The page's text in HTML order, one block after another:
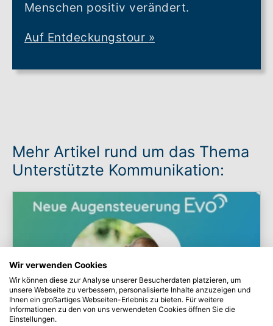
Menschen positiv verändert.
Auf Entdeckungstour »
Mehr Artikel rund um das Thema
Unterstützte Kommunikation:
Wir verwenden Cookies
Wir können diese zur Analyse unserer Besucherdaten platzieren, um
unsere Webseite zu verbessern, personalisierte Inhalte anzuzeigen und
Ihnen ein großartiges Webseiten-Erlebnis zu bieten. Für weitere
Informationen zu den von uns verwendeten Cookies öffnen Sie die
Einstellungen.